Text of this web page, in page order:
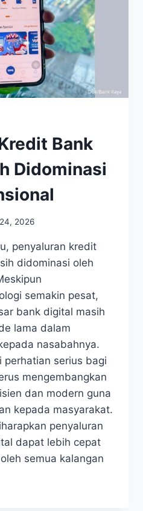
Bank
Didominasi
2026
penyaluran kredit
didominasi oleh
semakin pesat,
bank digital masih
lama dalam
nasabahnya.
perhatian serius bagi
mengembangkan
dan modern guna
kepada masyarakat.
penyaluran
dapat lebih cepat
semua kalangan